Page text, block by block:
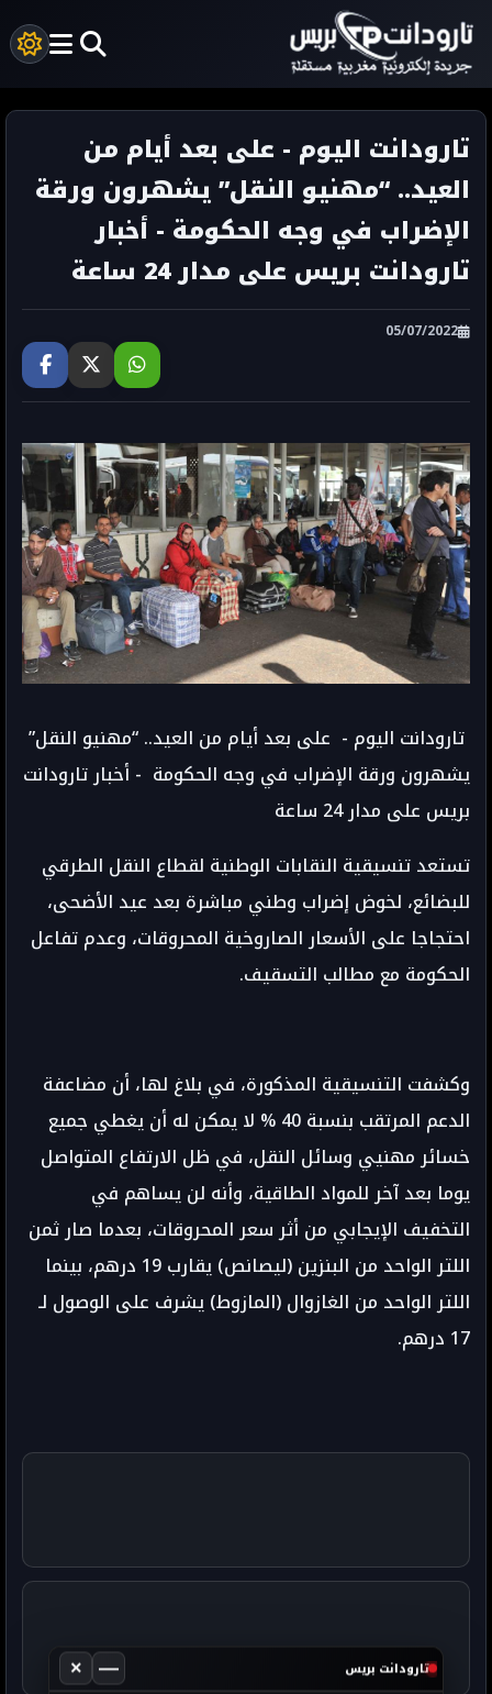
تارودانت اليوم - على بعد أيام من
العيد.. “مهنيو النقل” يشهرون ورقة
الإضراب في وجه الحكومة - أخبار
تارودانت بريس على مدار 24 ساعة
05/07/2022
تارودانت اليوم - على بعد أيام من العيد.. “مهنيو النقل”
يشهرون ورقة الإضراب في وجه الحكومة - أخبار تارودانت
بريس على مدار 24 ساعة
تستعد تنسيقية النقابات الوطنية لقطاع النقل الطرقي
للبضائع، لخوض إضراب وطني مباشرة بعد عيد الأضحى،
احتجاجا على الأسعار الصاروخية المحروقات، وعدم تفاعل
الحكومة مع مطالب التسقيف.
وكشفت التنسيقية المذكورة، في بلاغ لها، أن مضاعفة
الدعم المرتقب بنسبة 40 % لا يمكن له أن يغطي جميع
خسائر مهنيي وسائل النقل، في ظل الارتفاع المتواصل
يوما بعد آخر للمواد الطاقية، وأنه لن يساهم في
التخفيف الإيجابي من أثر سعر المحروقات، بعدما صار ثمن
اللتر الواحد من البنزين (ليصانص) يقارب 19 درهم، بينما
اللتر الواحد من الغازوال (المازوط) يشرف على الوصول لـ
17 درهم.
تارودانت بريس —
×